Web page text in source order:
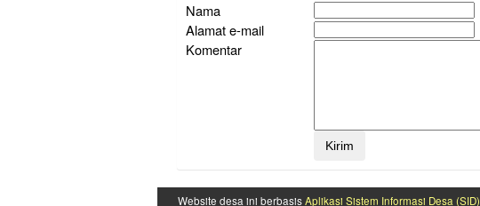
Nama
Alamat e-mail
Komentar
Website desa ini berbasisAplikasi Sistem Informasi Desa (SID)